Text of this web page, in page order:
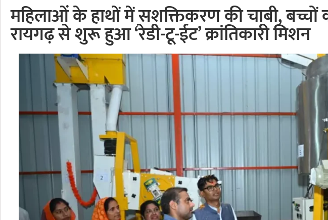
महिलाओं के हाथों में सशक्तिकरण की चाबी, बच्चों
रायगढ़ से शुरू हुआ ‘रेडी-टू-ईट’ क्रांतिकारी मिशन